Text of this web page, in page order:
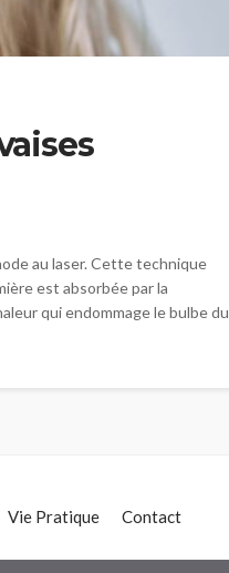
au laser. Cette technique
est absorbée par la
qui endommage le bulbe du
Vie Pratique Contact